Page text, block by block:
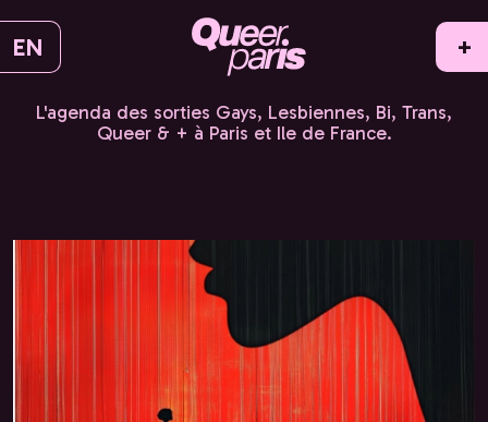
EN +
L'agenda des sorties Gays, Lesbiennes, Bi, Trans,
Queer & + à Paris et Ile de France.